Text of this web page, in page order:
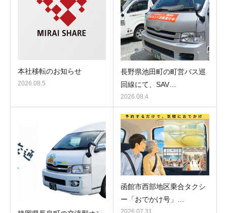
本社移転のお知らせ
2026.08.5
長野県池田町の町営バス巡
回線にて、SAV…
2026.08.4
函館市西部地区乗合タクシ
ー「おでかけ号」…